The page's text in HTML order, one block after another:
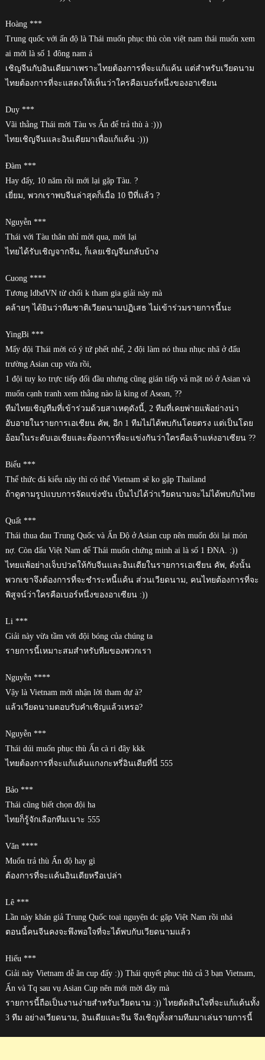
Hoàng ***
Trung quốc với ấn độ là Thái muốn phục thù còn việt nam thái muốn xem
ai mới là số 1 đông nam á
เชิญจีนกับอินเดียมาเพราะไทยต้องการที่จะแก้แค้น แต่สำหรับเวียดนาม
ไทยต้องการที่จะแสดงให้เห็นว่าใครคือเบอร์หนึ่งของอาเซียน
Duy ***
Vãi thằng Thái mời Tàu vs Ấn để trả thù à :)))
ไทยเชิญจีนและอินเดียมาเพื่อแก้แค้น :)))
Đàm ***
Hay đấy, 10 năm rồi mới lại gặp Tàu. ?
เยี่ยม, พวกเราพบจีนล่าสุดก็เมื่อ 10 ปีที่แล้ว ?
Nguyễn ***
Thái với Tàu thân nhỉ mời qua, mời lại
ไทยได้รับเชิญจากจีน, ก็เลยเชิญจีนกลับบ้าง
Cuong ****
Tương ldbdVN từ chối k tham gia giải này mà
คล้ายๆ ได้ยินว่าทีมชาติเวียดนามปฏิเสธ ไม่เข้าร่วมรายการนี้นะ
YingBi ***
Mấy đội Thái mời có ý tứ phết nhể, 2 đội làm nó thua nhục nhã ở đấu
trường Asian cup vừa rồi,
1 đội tuy ko trực tiếp đối đầu nhưng cũng gián tiếp vả mặt nó ở Asian và
muốn cạnh tranh xem thằng nào là king of Asean, ??
ทีมไทยเชิญทีมที่เข้าร่วมด้วยสาเหตุดังนี้, 2 ทีมที่เคยพ่ายแพ้อย่างน่า
อับอายในรายการเอเชียน คัพ, อีก 1 ทีมไม่ได้พบกันโดยตรง แต่เป็นโดย
อ้อมในระดับเอเชียและต้องการที่จะแข่งกันว่าใครคือเจ้าแห่งอาเซียน ??
Biểu ***
Thể thức đá kiểu này thì có thể Vietnam sẽ ko gặp Thailand
ถ้าดูตามรูปแบบการจัดแข่งขัน เป็นไปได้ว่าเวียดนามจะไม่ได้พบกับไทย
Quất ***
Thái thua đau Trung Quốc và Ấn Độ ở Asian cup nên muốn đòi lại món
nợ. Còn đấu Việt Nam để Thái muốn chứng minh ai là số 1 ĐNA. :))
ไทยแพ้อย่างเจ็บปวดให้กับจีนและอินเดียในรายการเอเชียน คัพ, ดังนั้น
พวกเขาจึงต้องการที่จะชำระหนี้แค้น ส่วนเวียดนาม, คนไทยต้องการที่จะ
พิสูจน์ว่าใครคือเบอร์หนึ่งของอาเซียน :))
Li ***
Giải này vừa tầm với đội bóng của chúng ta
รายการนี้เหมาะสมสำหรับทีมของพวกเรา
Nguyễn ****
Vậy là Vietnam mới nhận lời tham dự à?
แล้วเวียดนามตอบรับคำเชิญแล้วเหรอ?
Nguyễn ***
Thái dúi muốn phục thù Ấn cà ri đây kkk
ไทยต้องการที่จะแก้แค้นแกงกะหรี่อินเดียที่นี่ 555
Bảo ***
Thái cũng biết chọn đội ha
ไทยก็รู้จักเลือกทีมเนาะ 555
Văn ****
Muốn trả thù Ấn độ hay gì
ต้องการที่จะแค้นอินเดียหรือเปล่า
Lê ***
Lần này khán giả Trung Quốc toại nguyện dc gặp Việt Nam rồi nhá
ตอนนี้คนจีนคงจะพึงพอใจที่จะได้พบกับเวียดนามแล้ว
Hiếu ***
Giải này Vietnam dễ ăn cup đấy :)) Thái quyết phục thù cả 3 bạn Vietnam,
Ấn và Tq sau vụ Asian Cup nên mới mời đây mà
รายการนี้ถือเป็นงานง่ายสำหรับเวียดนาม :)) ไทยตัดสินใจที่จะแก้แค้นทั้ง
3 ทีม อย่างเวียดนาม, อินเดียและจีน จึงเชิญทั้งสามทีมมาเล่นรายการนี้